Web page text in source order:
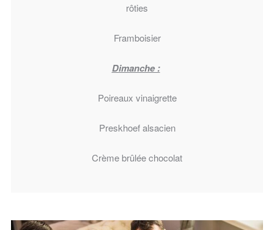
rôties
Framboisier
Dimanche :
Poireaux vinaigrette
Preskhoef alsacien
Crème brûlée chocolat